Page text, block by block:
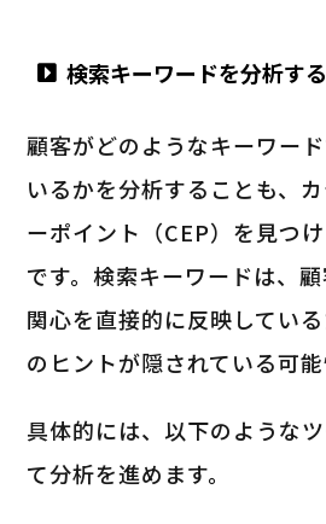
検索キーワードを分析する
顧客がどのようなキーワー
いるかを分析することも、
ーポイント（CEP）を見つ
です。検索キーワードは、
関心を直接的に反映してい
のヒントが隠されている可能
具体的には、以下のような
て分析を進めます。